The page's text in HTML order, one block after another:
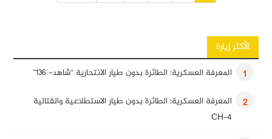
الأكثر زيارة
1
المعرفة العسكرية: الطائرة بدون طيار الانتحارية “شاهد- 136”
2
المعرفة العسكرية: الطائرة بدون طيار الاستطلاعية والقتالية
CH-4